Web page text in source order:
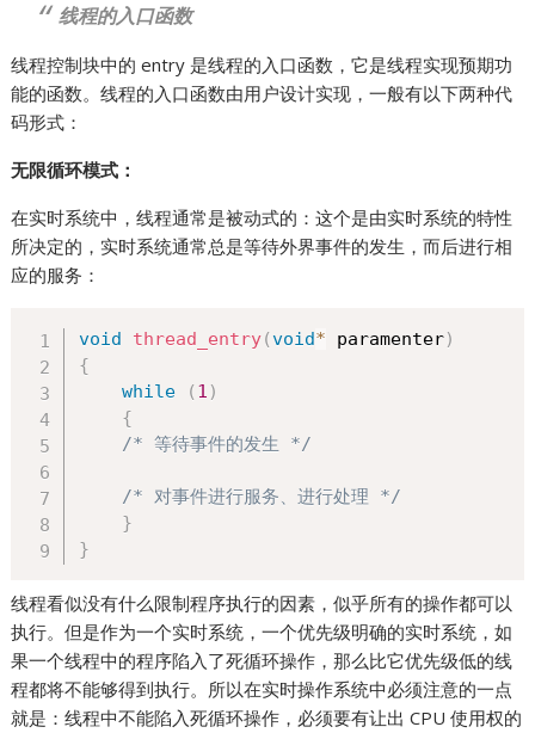
线程的入口函数
线程控制块中的 entry 是线程的入口函数，它是线程实现预期功
能的函数。线程的入口函数由用户设计实现，一般有以下两种代
码形式：
无限循环模式：
在实时系统中，线程通常是被动式的：这个是由实时系统的特性
所决定的，实时系统通常总是等待外界事件的发生，而后进行相
应的服务：
void thread_entry(void* paramenter)
{
while
( 1 )
{
/* 等待事件的发生 */
/* 对事件进行服务、进行处理 */
}
}
线程看似没有什么限制程序执行的因素，似乎所有的操作都可以
执行。但是作为一个实时系统，一个优先级明确的实时系统，如
果一个线程中的程序陷入了死循环操作，那么比它优先级低的线
程都将不能够得到执行。所以在实时操作系统中必须注意的一点
就是：线程中不能陷入死循环操作，必须要有让出 CPU 使用权的